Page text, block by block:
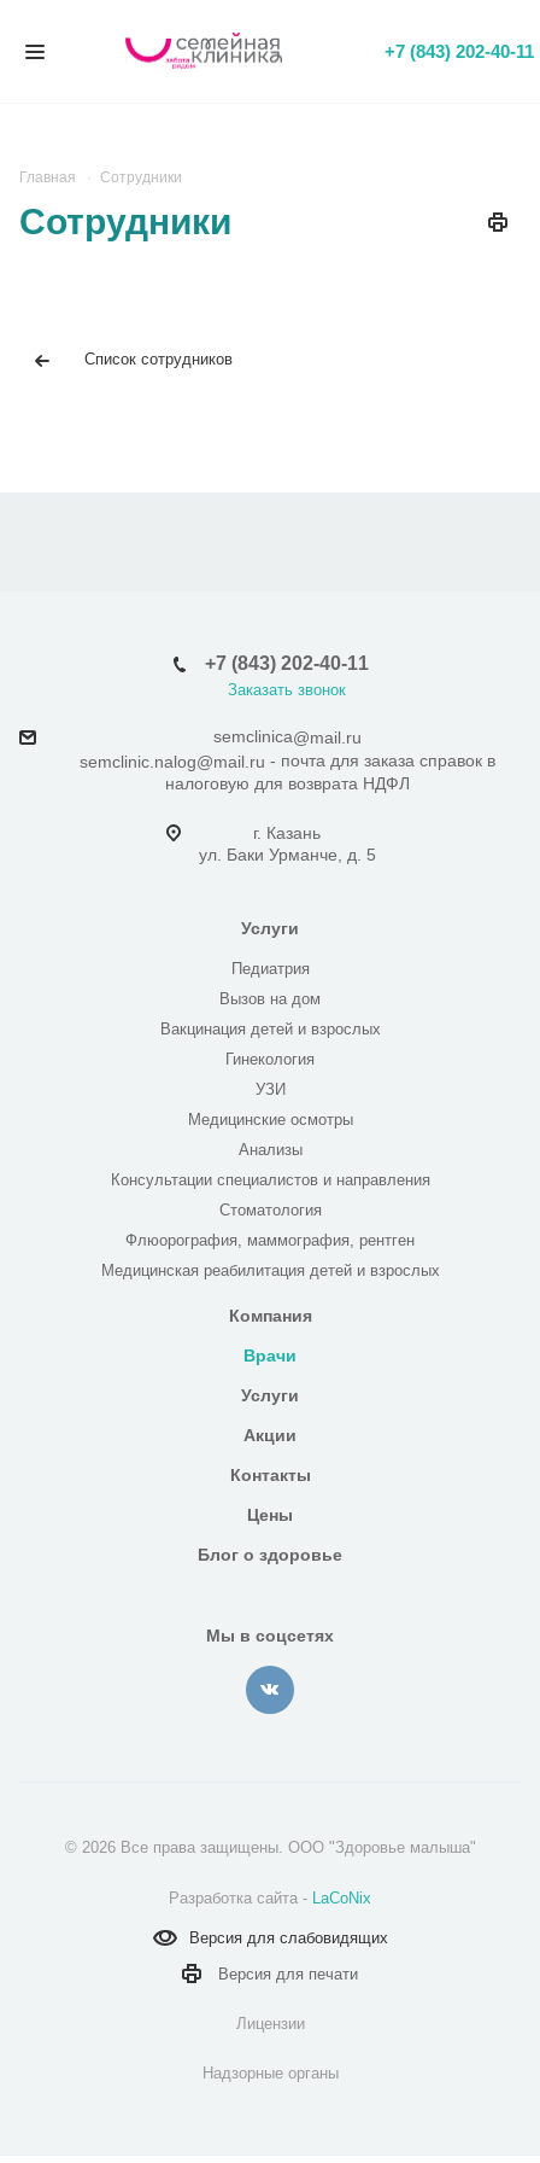
+7 (843) 202-40-11
Главная Сотрудники
Сотрудники
Список сотрудников
+7 (843) 202-40-11
Заказать звонок
semclinica@mail.ru
semclinic.nalog@mail.ru - почта для заказа справок в
налоговую для возврата НДФЛ
г. Казань
ул. Баки Урманче, д. 5
Услуги
Педиатрия
Вызов на дом
Вакцинация детей и взрослых
Гинекология
УЗИ
Медицинские осмотры
Анализы
Консультации специалистов и направления
Стоматология
Флюорография, маммография, рентген
Медицинская реабилитация детей и взрослых
Компания
Врачи
Услуги
Акции
Контакты
Цены
Блог о здоровье
Мы в соцсетях
© 2026 Все права защищены. ООО "Здоровье малыша"
Разработка сайта - LaCoNix
Версия дляслабовидящих
Версия для печати
Лицензии
Надзорные органы